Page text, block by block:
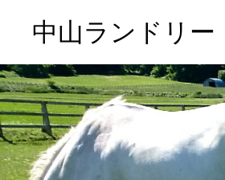
中山ランドリ